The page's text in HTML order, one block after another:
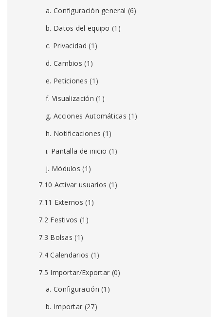
a. Configuración general (6)
b. Datos del equipo (1)
c. Privacidad (1)
d. Cambios (1)
e. Peticiones (1)
f. Visualización (1)
g. Acciones Automáticas (1)
h. Notificaciones (1)
i. Pantalla de inicio (1)
j. Módulos (1)
7.10 Activar usuarios (1)
7.11 Externos (1)
7.2 Festivos (1)
7.3 Bolsas (1)
7.4 Calendarios (1)
7.5 Importar/Exportar (0)
a. Configuración (1)
b. Importar (27)